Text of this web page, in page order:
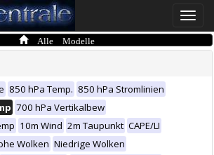
Toggle
Alle Modelle
850 hPa Temp. 850 hPa Stromlinien
700 hPa Vertikalbew
10m Wind 2m Taupunkt CAPE/LI
Wolken Niedrige Wolken